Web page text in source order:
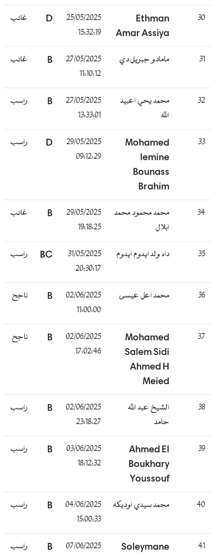
30
Ethman
Amar Assiya
25/05/2025
15:32:19
D غائب
31 مامادو جبريل دي
27/05/2025
11:10:12
B غائب
32
محمد يحي اعبيد
الله
27/05/2025
13:33:01
B راسب
33
Mohamed
lemine
Bounass
Brahim
29/05/2025
09:12:29
D راسب
34
محمد محمود محمد
ابلال
29/05/2025
19:18:25
B غائب
35 داه ولد ايدوم ايدوم
31/05/2025
20:30:17
BC راسب
36 محمد اعل عيسى
02/06/2025
11:00:00
B ناجح
37
Mohamed
Salem Sidi
Ahmed H
Meied
02/06/2025
17:02:46
B ناجح
38
الشيخ عبد الله
حامد
02/06/2025
23:18:27
B راسب
39
Ahmed El
Boukhary
Youssouf
03/06/2025
18:12:32
B راسب
40 محمد سيدي اوديكه
04/06/2025
15:00:33
B راسب
41
Soleymane
07/06/2025
B راسب